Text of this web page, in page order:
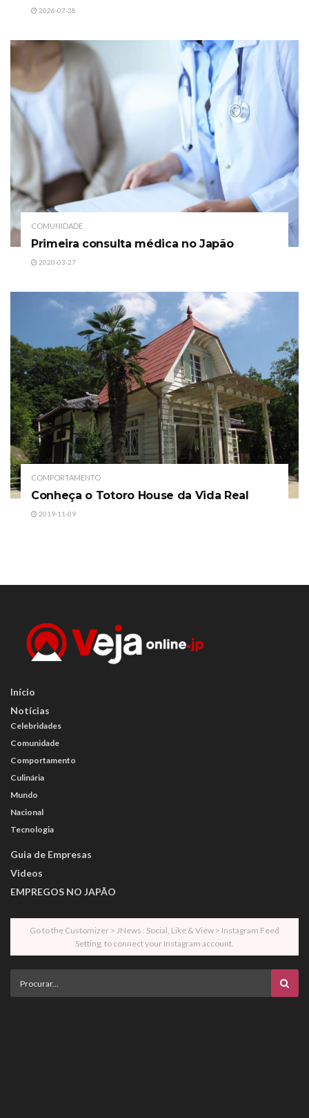
2026-07-28
COMUNIDADE
Primeira consulta médica no Japão
2020-03-27
COMPORTAMENTO
Conheça o Totoro House da Vida Real
2019-11-09
Início
Notícias
Celebridades
Comunidade
Comportamento
Culinária
Mundo
Nacional
Tecnologia
Guia de Empresas
Videos
EMPREGOS NO JAPÃO
Go to the Customizer > JNews : Social, Like & View > Instagram Feed
Setting, to connect your Instagram account.